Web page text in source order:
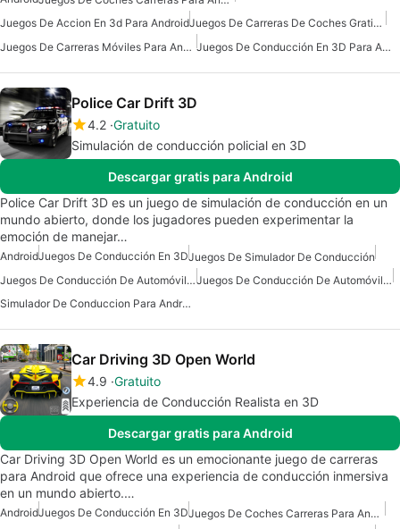
Juegos De Accion En 3d Para Android
Juegos De Carreras De Coches Gratis Para Android
Juegos De Carreras Móviles Para Android
Juegos De Conducción En 3D Para Android
Police Car Drift 3D
4.2 Gratuito
Simulación de conducción policial en 3D
Descargar gratis para Android
Police Car Drift 3D es un juego de simulación de conducción en un
mundo abierto, donde los jugadores pueden experimentar la
emoción de manejar…
AndroidJuegos De Conducción En 3DJuegos De Simulador De Conducción
Juegos De Conducción De Automóviles Para Android
Juegos De Conducción De Automóviles
Simulador De Conduccion Para Android
Car Driving 3D Open World
4.9 Gratuito
Experiencia de Conducción Realista en 3D
Descargar gratis para Android
Car Driving 3D Open World es un emocionante juego de carreras
para Android que ofrece una experiencia de conducción inmersiva
en un mundo abierto.…
AndroidJuegos De Conducción En 3D
Juegos De Coches Carreras Para Android